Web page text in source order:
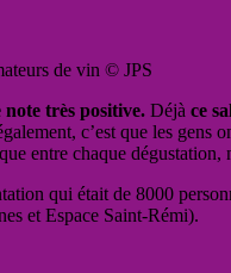
de vin © JPS
très positive. Déjà ce
c’est que les gens
entre chaque dégustation,
qui était de 8000
et Espace Saint-Rémi).